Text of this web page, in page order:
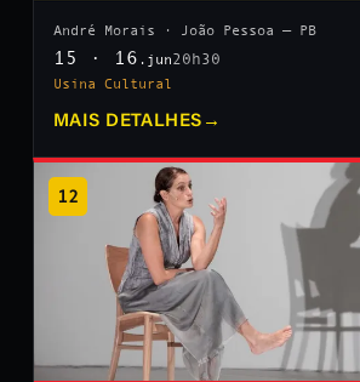
André Morais · João Pessoa — PB
15 · 16 .jun20h30
Usina Cultural
MAIS DETALHES →
12